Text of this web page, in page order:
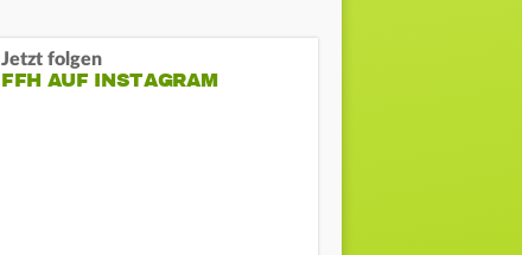
Jetzt folgen
FFH AUF INSTAGRAM